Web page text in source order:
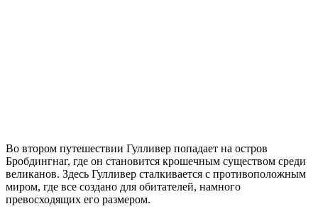
Во втором путешествии Гулливер попадает на остров
Бробдингнаг, где он становится крошечным существом среди
великанов. Здесь Гулливер сталкивается с противоположным
миром, где все создано для обитателей, намного
превосходящих его размером.